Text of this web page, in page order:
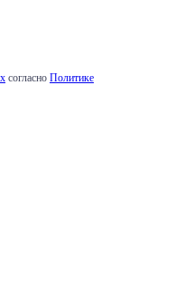
согласно Политике